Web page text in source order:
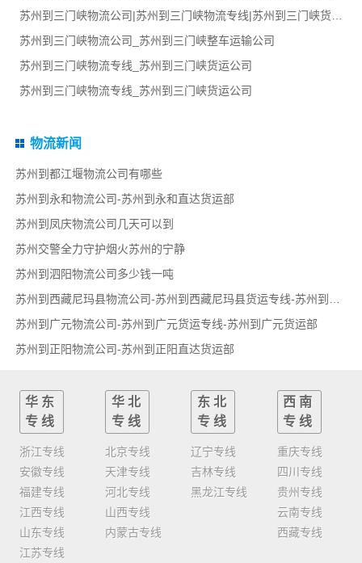
苏州到三门峡物流公司|苏州到三门峡物流专线|苏州到三门峡货运部
苏州到三门峡物流公司_苏州到三门峡整车运输公司
苏州到三门峡物流专线_苏州到三门峡货运公司
苏州到三门峡物流专线_苏州到三门峡货运公司
物流新闻
苏州到都江堰物流公司有哪些
苏州到永和物流公司-苏州到永和直达货运部
苏州到凤庆物流公司几天可以到
苏州交警全力守护烟火苏州的宁静
苏州到泗阳物流公司多少钱一吨
苏州到广元物流公司-苏州到广元货运专线-苏州到广元货运部
苏州到正阳物流公司-苏州到正阳直达货运部
华东
专线
浙江专线
安徽专线
福建专线
江西专线
山东专线
江苏专线
华北
专线
北京专线
天津专线
河北专线
山西专线
内蒙古专线
东北
专线
辽宁专线
吉林专线
黑龙江专线
西南
专线
重庆专线
四川专线
贵州专线
云南专线
西藏专线